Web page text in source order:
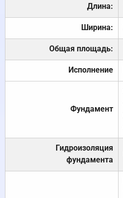
Длина:
Ширина:
Общая площадь:
Исполнение
Фундамент
Гидроизоляция
фундамента